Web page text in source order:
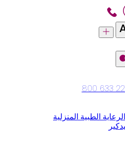
800 633
الطبية المنزلية